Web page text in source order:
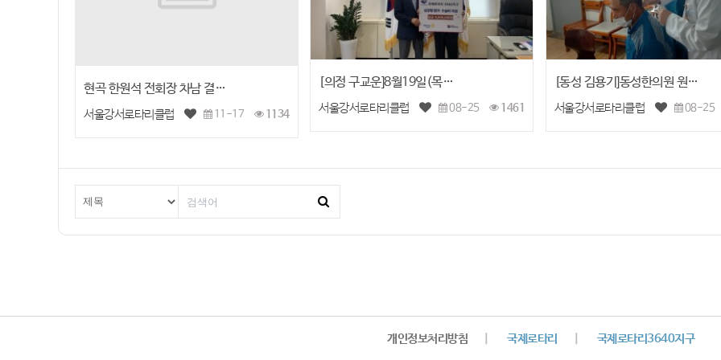
현곡 한원석 전회장 차남 결…
서울강서로타리클럽 11-17 1134
[의정 구교운]8월19일(목…
서울강서로타리클럽 08-25 1461
[동성 김용기]동성한의원 원…
서울강서로타리클럽 08-25
개인정보처리방침 국제로타리 국제로타리3640지구